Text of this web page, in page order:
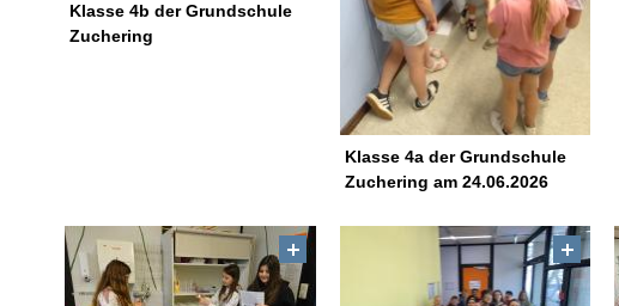
Klasse 4b der Grundschule
Zuchering
Klasse 4a der Grundschule
Zuchering am 24.06.2026